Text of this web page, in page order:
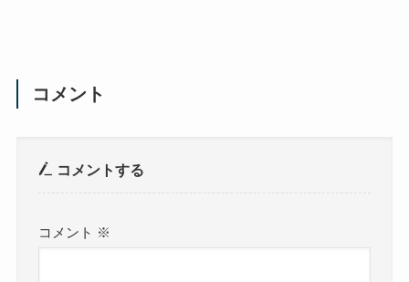
コメント
コメントする
コメント ※